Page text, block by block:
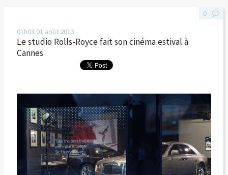
01h03 01 août 2013
Le studio Rolls-Royce fait son cinéma estival à
Cannes
0